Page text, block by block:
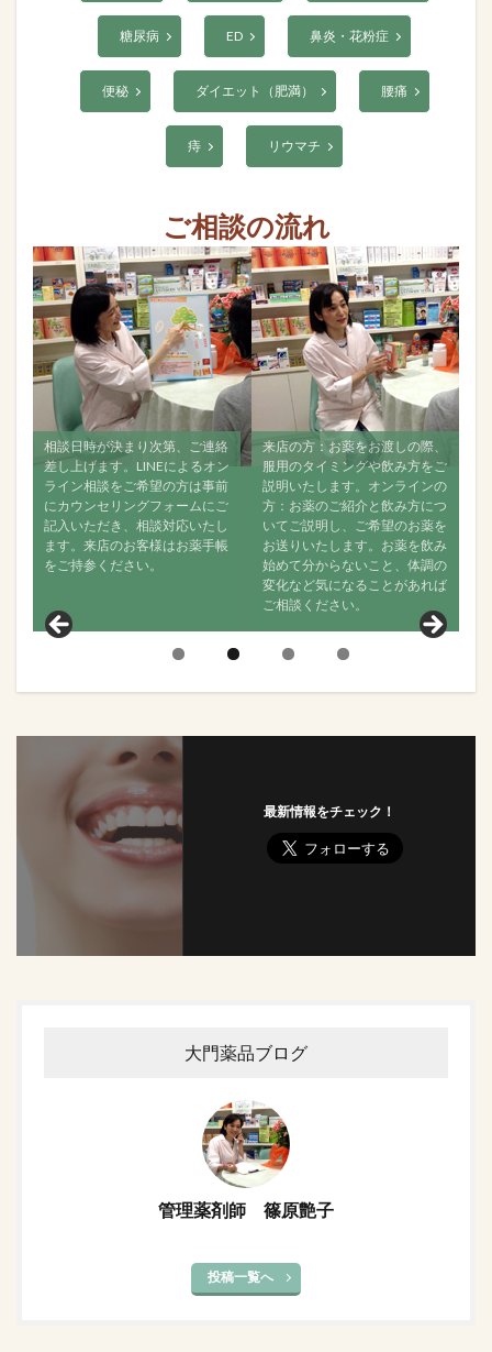
糖尿病 ED 鼻炎・花粉症
便秘 ダイエット（肥満） 腰痛
痔 リウマチ
ご相談の流れ
相談日時が決まり次第、ご連絡
差し上げます。LINEによるオン
ライン相談をご希望の方は事前
にカウンセリングフォームにご
記入いただき、相談対応いたし
ます。来店のお客様はお薬手帳
をご持参ください。
来店の方：お薬をお渡しの際、
服用のタイミングや飲み方をご
説明いたします。オンラインの
方：お薬のご紹介と飲み方につ
いてご説明し、ご希望のお薬を
お送りいたします。お薬を飲み
始めて分からないこと、体調の
変化など気になることがあれば
ご相談ください。
最新情報をチェック！
大門薬品ブログ
管理薬剤師 篠原艶子
投稿一覧へ